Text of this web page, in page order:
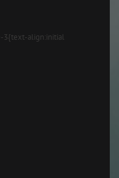
3{text-align:initial